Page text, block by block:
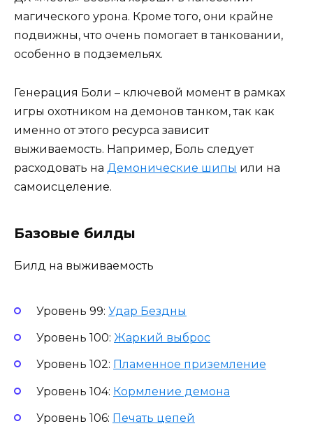
магического урона. Кроме того, они крайне
подвижны, что очень помогает в танковании,
особенно в подземельях.
Генерация Боли – ключевой момент в рамках
игры охотником на демонов танком, так как
именно от этого ресурса зависит
выживаемость. Например, Боль следует
расходовать на Демонические шипы или на
самоисцеление.
Базовые билды
Билд на выживаемость
Уровень 99: Удар Бездны
Уровень 100: Жаркий выброс
Уровень 102: Пламенное приземление
Уровень 104: Кормление демона
Уровень 106: Печать цепей